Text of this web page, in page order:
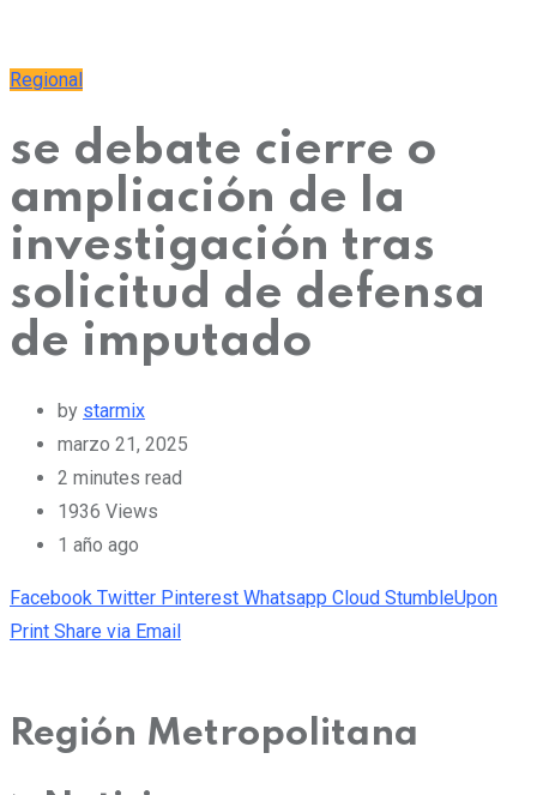
Regional
se debate cierre o
ampliación de la
investigación tras
solicitud de defensa
de imputado
by starmix
marzo 21, 2025
2 minutes read
1936 Views
1 año ago
Facebook Twitter Pinterest Whatsapp Cloud StumbleUpon
Print Share via Email
Región Metropolitana